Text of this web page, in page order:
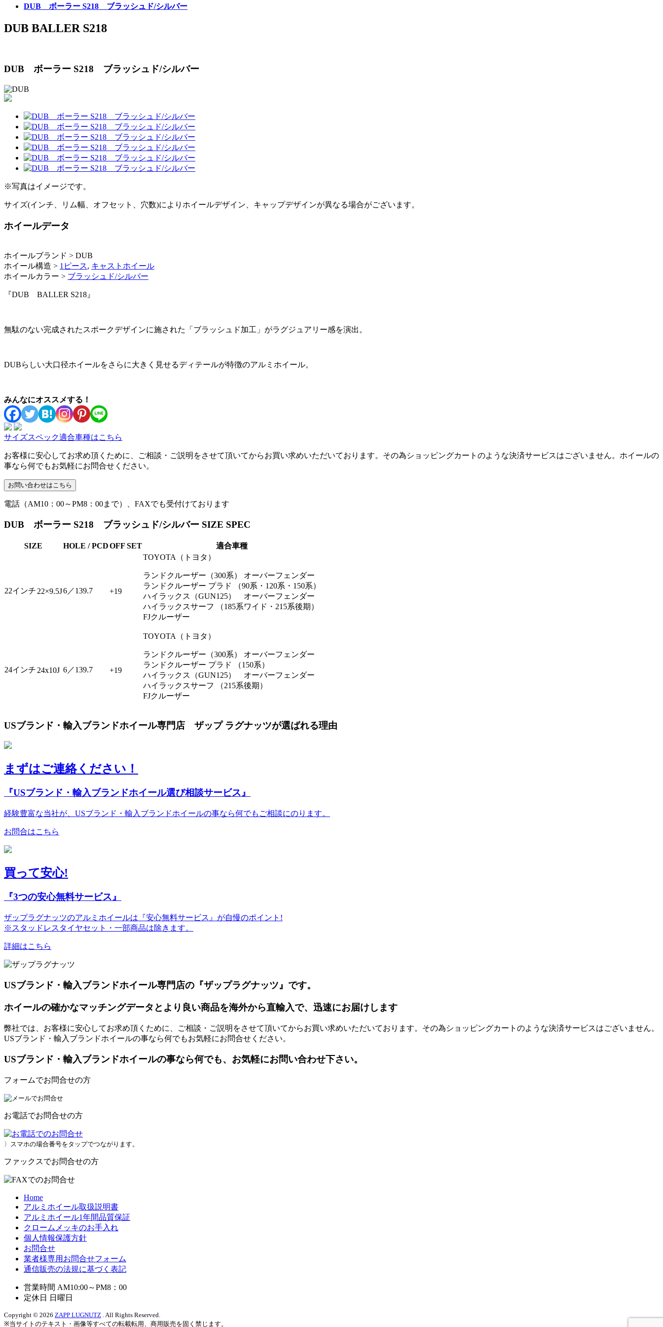
DUB ボーラー S218 ブラッシュド/シルバー
DUB BALLER S218
DUB ボーラー S218 ブラッシュド/シルバー
※写真はイメージです。
サイズ(インチ、リム幅、オフセット、穴数)によりホイールデザイン、キャップデザインが異なる場合がございます。
ホイールデータ
ホイールブランド > DUB
ホイール構造 > 1ピース, キャストホイール
ホイールカラー > ブラッシュド/シルバー
『DUB BALLER S218』
無駄のない完成されたスポークデザインに施された「ブラッシュド加工」がラグジュアリー感を演出。
DUBらしい大口径ホイールをさらに大きく見せるディテールが特徴のアルミホイール。
みんなにオススメする！
サイズスペック適合車種はこちら
お客様に安心してお求め頂くために、ご相談・ご説明をさせて頂いてからお買い求めいただいております。その為ショッピングカートのような決済サービスはございません。ホイールの
事なら何でもお気軽にお問合せください。
電話（AM10：00～PM8：00まで）、FAXでも受付けております
DUB ボーラー S218 ブラッシュド/シルバー SIZE SPEC
SIZE HOLE / PCDOFF SET 適合車種
22インチ 22×9.5J6／139.7 +19
TOYOTA（トヨタ）
ランドクルーザー（300系） オーバーフェンダー
ランドクルーザー プラド （90系・120系・150系）
ハイラックス（GUN125） オーバーフェンダー
ハイラックスサーフ （185系ワイド・215系後期）
FJクルーザー
24インチ 24x10J 6／139.7 +19
TOYOTA（トヨタ）
ランドクルーザー（300系） オーバーフェンダー
ランドクルーザー プラド （150系）
ハイラックス（GUN125） オーバーフェンダー
ハイラックスサーフ （215系後期）
FJクルーザー
USブランド・輸入ブランドホイール専門店 ザップ ラグナッツが選ばれる理由
まずはご連絡ください！
『USブランド・輸入ブランドホイール選び相談サービス』
経験豊富な当社が、USブランド・輸入ブランドホイールの事なら何でもご相談にのります。
お問合はこちら
買って安心!
『3つの安心無料サービス』
ザップラグナッツのアルミホイールは『安心無料サービス』が自慢のポイント!
※スタッドレスタイヤセット・一部商品は除きます。
詳細はこちら
USブランド・輸入ブランドホイール専門店の『ザップラグナッツ』です。
ホイールの確かなマッチングデータとより良い商品を海外から直輸入で、迅速にお届けします
弊社では、お客様に安心してお求め頂くために、ご相談・ご説明をさせて頂いてからお買い求めいただいております。その為ショッピングカートのような決済サービスはございません。
USブランド・輸入ブランドホイールの事なら何でもお気軽にお問合せください。
USブランド・輸入ブランドホイールの事なら何でも、お気軽にお問い合わせ下さい。
フォームでお問合せの方
お電話でお問合せの方
〉スマホの場合番号をタップでつながります。
ファックスでお問合せの方
Home
アルミホイール取扱説明書
アルミホイール1年間品質保証
クロームメッキのお手入れ
個人情報保護方針
お問合せ
業者様専用お問合せフォーム
通信販売の法規に基づく表記
営業時間 AM10:00～PM8：00
定休日 日曜日
Copyright © 2026 ZAPP LUGNUTZ . All Rights Reserved.
※当サイトのテキスト・画像等すべての転載転用、商用販売を固く禁じます。